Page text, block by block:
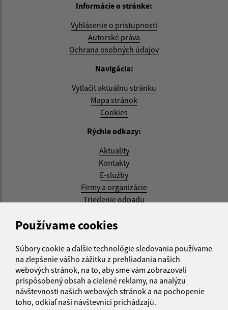
Používame cookies
Súbory cookie a ďalšie technológie sledovania používame
na zlepšenie vášho zážitku z prehliadania našich
webových stránok, na to, aby sme vám zobrazovali
prispôsobený obsah a cielené reklamy, na analýzu
návštevnosti našich webových stránok a na pochopenie
toho, odkiaľ naši návštevníci prichádzajú.
Informácie o stránke:
Vyhlásenie o prístupnosti
Autorské práva
Ochrana osobných údajov
Navigácia:
Vytlačiť aktuálnu stránku
Mapa stránok
Cookies
Rýchle odkazy:
Aktuality
Kontakty
E-služby
Firmy a organizácie
Triedenie odpadu
Aktualizované:
RSS
Správca obsahu:
Správca obsahu je Obec Kysak.